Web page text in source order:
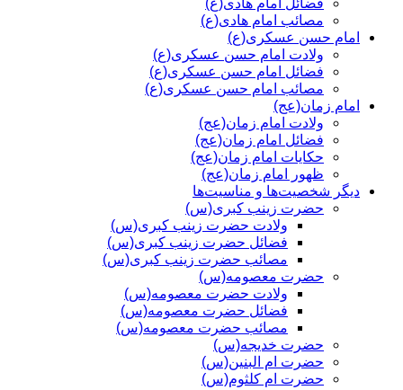
مصائب امام هادی(ع)
امام حسن عسکری(ع)
ولادت امام حسن عسکری(ع)
فضائل امام حسن عسکری(ع)
مصائب امام حسن عسکری(ع)
امام زمان(عج)
ولادت امام زمان(عج)
فضائل امام زمان(عج)
حکایات امام زمان(عج)
ظهور امام زمان(عج)
دیگر شخصیت‌ها و مناسیت‌ها
حضرت زینب کبری(س)
ولادت حضرت زینب کبری(س)
فضائل حضرت زینب کبری(س)
مصائب حضرت زینب کبری(س)
حضرت معصومه(س)
ولادت حضرت معصومه(س)
فضائل حضرت معصومه(س)
مصائب حضرت معصومه(س)
حضرت خدیجه(س)
حضرت ام البنین(س)
حضرت ام کلثوم(س)